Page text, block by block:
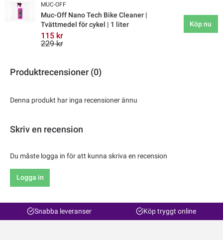
MUC-OFF
Muc-Off Nano Tech Bike Cleaner |
Tvättmedel för cykel | 1 liter
115 kr
229 kr
Köp nu
Produktrecensioner (0)
Denna produkt har inga recensioner ännu
Skriv en recension
Du måste logga in för att kunna skriva en recension
Logga in
Snabba leveranser Köp tryggt online